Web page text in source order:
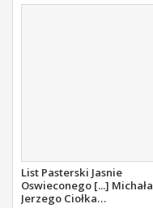
List Pasterski Jasnie
Oswieconego [...] Michała
Jerzego Ciołka